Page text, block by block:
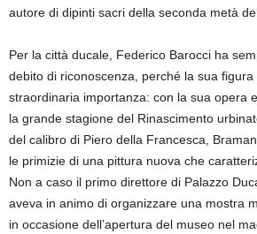
autore di dipinti sacri della seconda metà del
Per la città ducale, Federico Barocci ha
debito di riconoscenza, perché la sua
straordinaria importanza: con la sua opera
la grande stagione del Rinascimento
del calibro di Piero della Francesca,
le primizie di una pittura nuova che
Non a caso il primo direttore di Palazzo
aveva in animo di organizzare una mostra
in occasione dell’apertura del museo nel